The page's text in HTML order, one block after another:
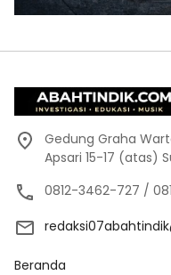
Gedung Graha
Apsari 15-17 (atas)
0812-3462-727 /
Beranda